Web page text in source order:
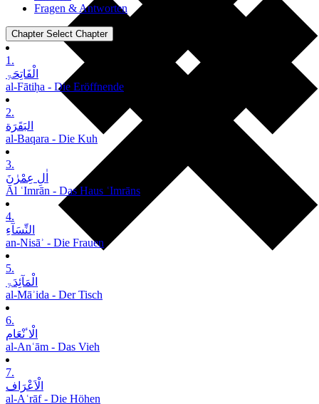
Fragen & Antworten
Chapter Select Chapter
1.
الْفَاتِحَۃِ
al-Fātiḥa - Die Eröffnende
2.
البَقَرَة
al-Baqara - Die Kuh
3.
اٰلِ عِمْرٰنَ
Āl ʿImrān - Das Haus ʿImrāns
4.
النِّسَآءِ
an-Nisāʾ - Die Frauen
5.
الْمَآئِدَۃِ
al-Māʾida - Der Tisch
6.
الْاٴنْعَام
al-Anʿām - Das Vieh
7.
الْاَعْرَاف
al-Aʿrāf - Die Höhen